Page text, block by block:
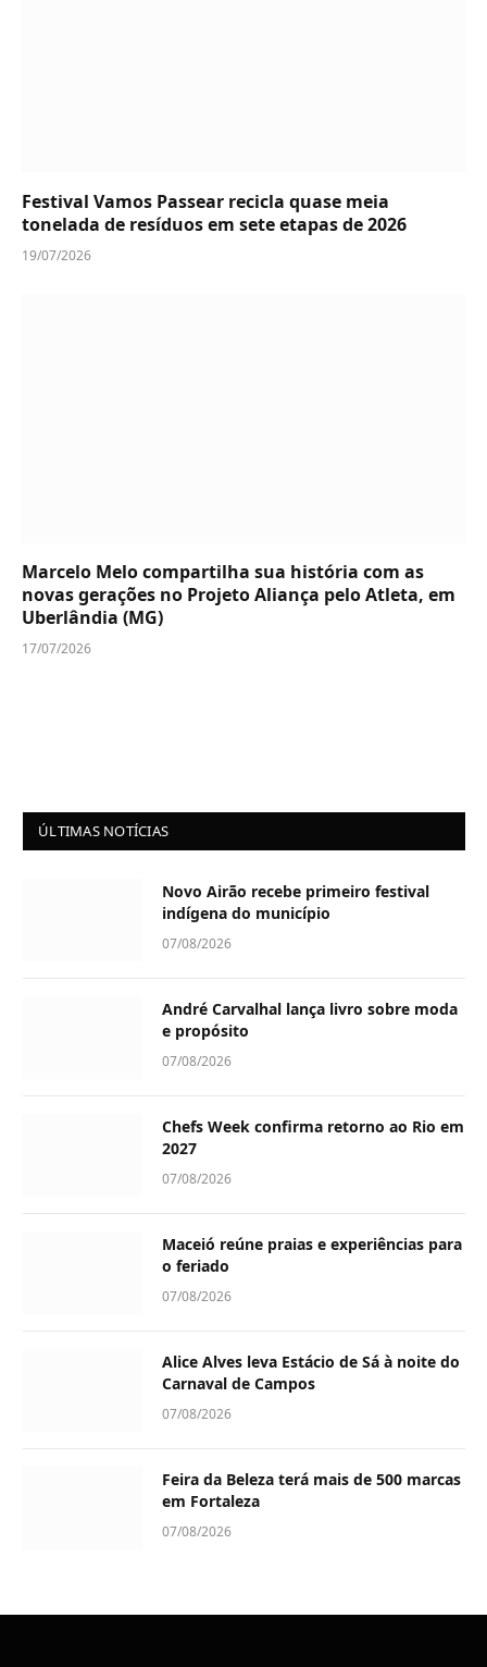
Festival Vamos Passear recicla quase meia
tonelada de resíduos em sete etapas de 2026
19/07/2026
Marcelo Melo compartilha sua história com as
novas gerações no Projeto Aliança pelo Atleta, em
Uberlândia (MG)
17/07/2026
ÚLTIMAS NOTÍCIAS
Novo Airão recebe primeiro festival
indígena do município
07/08/2026
André Carvalhal lança livro sobre moda
e propósito
07/08/2026
Chefs Week confirma retorno ao Rio em
2027
07/08/2026
Maceió reúne praias e experiências para
o feriado
07/08/2026
Alice Alves leva Estácio de Sá à noite do
Carnaval de Campos
07/08/2026
Feira da Beleza terá mais de 500 marcas
em Fortaleza
07/08/2026